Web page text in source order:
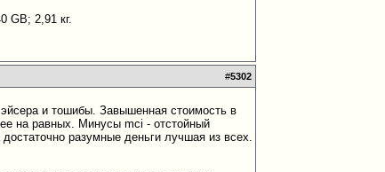
GB; 2,91 кг.
#5302
и тошибы. Завышенная стоимость в
на равных. Минусы mci - отстойный
разумные деньги лучшая из всех.